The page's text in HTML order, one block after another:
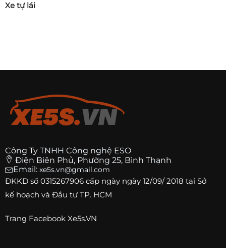
Xe tự lái
Công Ty TNHH Công nghệ ESO
Điện Biên Phủ, Phường 25, Bình Thạnh
Email: xe5s.vn@gmail.com
ĐKKD số 0315267906 cấp ngày ngày 12/09/ 2018 tại Sở
kế hoạch và Đầu tư TP. HCM
Trang Facebook Xe5s.VN